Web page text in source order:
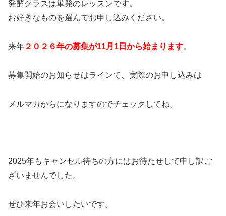
発酵クラスは単発のレッスンです。
お好きなものを選んでお申し込みください。
来年 ２０２６年の募集が11月1日から始まります。
募集開始のお知らせはラインで、実際のお申し込みは
メルマガからになりますのでチェックしてね。
2025年もキャンセル待ちの方にはお待たせして申し訳ご
ざいませんでした。
ぜひ来年お会いしたいです。